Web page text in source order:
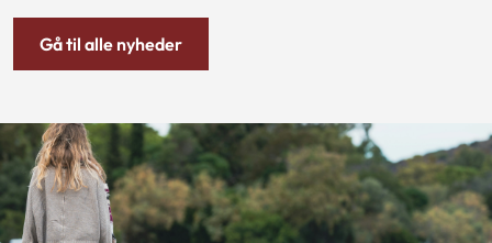
Gå til alle nyheder